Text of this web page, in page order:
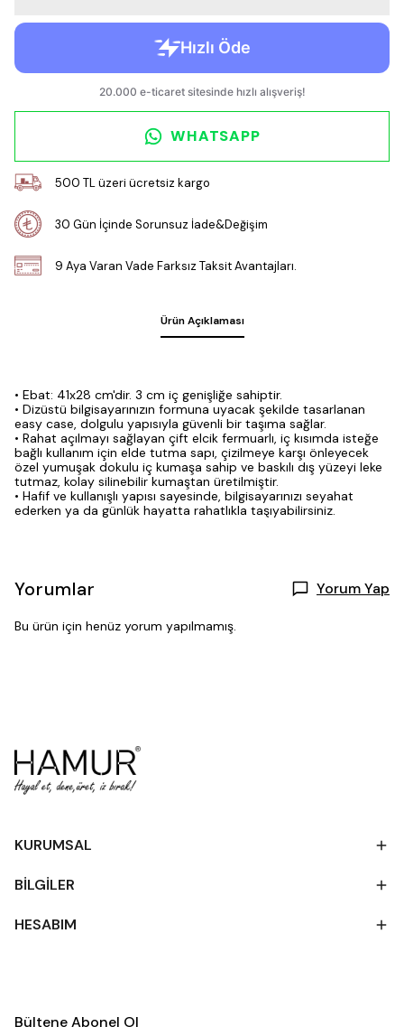
WHATSAPP
500 TL üzeri ücretsiz kargo
30 Gün İçinde Sorunsuz İade&Değişim
9 Aya Varan Vade Farksız Taksit Avantajları.
Ürün Açıklaması
• Ebat: 41x28 cm'dir. 3 cm iç genişliğe sahiptir.
• Dizüstü bilgisayarınızın formuna uyacak şekilde tasarlanan
easy case, dolgulu yapısıyla güvenli bir taşıma sağlar.
• Rahat açılmayı sağlayan çift elcik fermuarlı, iç kısımda isteğe
bağlı kullanım için elde tutma sapı, çizilmeye karşı önleyecek
özel yumuşak dokulu iç kumaşa sahip ve baskılı dış yüzeyi leke
tutmaz, kolay silinebilir kumaştan üretilmiştir.
• Hafif ve kullanışlı yapısı sayesinde, bilgisayarınızı seyahat
ederken ya da günlük hayatta rahatlıkla taşıyabilirsiniz.
Yorumlar Yorum Yap
Bu ürün için henüz yorum yapılmamış.
KURUMSAL
BİLGİLER
HESABIM
Bültene Abonel Ol